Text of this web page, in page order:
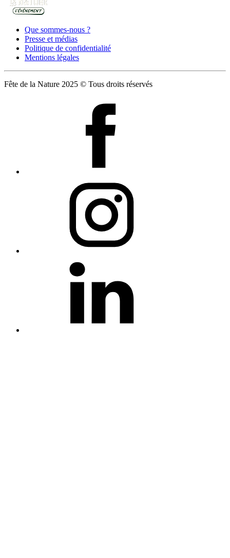
Que sommes-nous ?
Presse et médias
Politique de confidentialité
Mentions légales
Fête de la Nature 2025 © Tous droits réservés